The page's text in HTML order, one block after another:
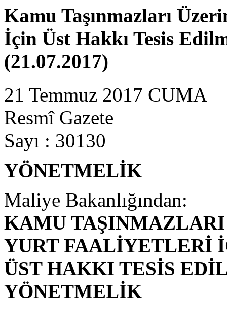
Kamu Taşınmazları
İçin Üst Hakkı Tesis
(21.07.2017)
21 Temmuz 2017 CUMA
Resmî Gazete
Sayı : 30130
YÖNETMELİK
Maliye Bakanlığından:
KAMU
YURT FAALİYETLERİ
ÜST HAKKI TESİS
YÖNETMELİK